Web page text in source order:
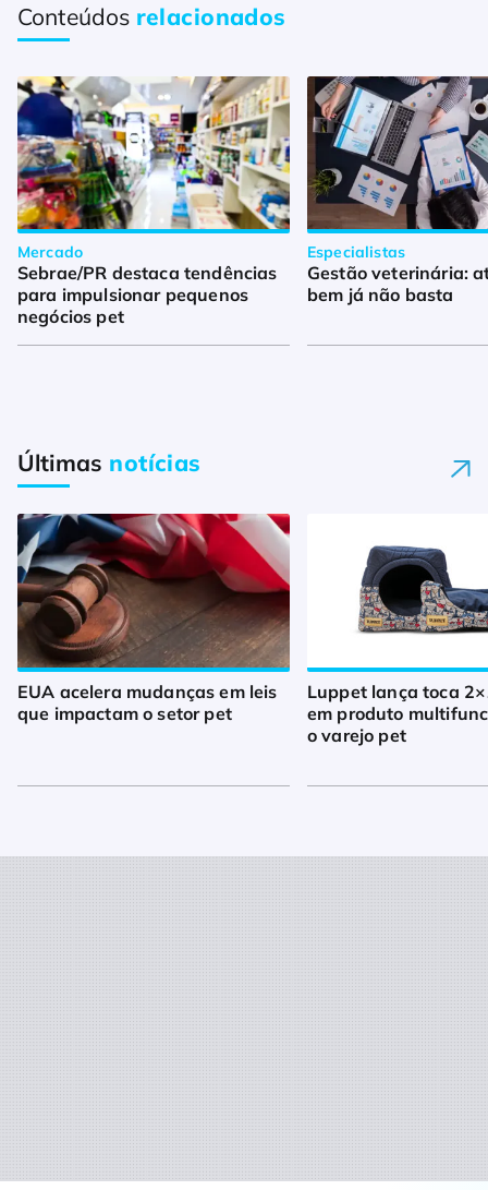
Conteúdos relacionados
Mercado
Sebrae/PR destaca tendências
para impulsionar pequenos
negócios pet
Especialistas
Gestão veterinária:
bem já não basta
Últimas notícias
EUA acelera mudanças em leis
que impactam o setor pet
Luppet lança toca
em produto
o varejo pet